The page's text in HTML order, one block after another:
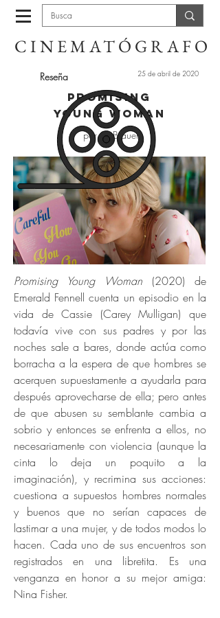
CINEMATÓGRAFO
Reseña
Promising
young woman
por O. Brauer
25 de abril de 2020
Promising Young Woman (2020) de
Emerald Fennell cuenta un episodio en la
vida de Cassie (Carey Mulligan) que
todavía vive con sus padres y por las
noches sale a bares, donde actúa como
borracha a la espera de que hombres se
acerquen supuestamente a ayudarla para
después aprovecharse de ella; pero antes
de que abusen su semblante cambia a
sobrio y entonces se enfrenta a ellos, no
necesariamente con violencia (aunque la
cinta lo deja un poquito a la
imaginación), y recrimina sus acciones:
cuestiona a supuestos hombres normales
y buenos que no serían capaces de
lastimar a una mujer, y de todos modos lo
hacen. Cada uno de sus encuentros son
registrados en una libretita. Es una
venganza en honor a su mejor amiga:
Nina Fisher.